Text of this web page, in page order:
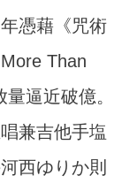
憑藉《咒術
Than
逼近破億。
兼吉他手塩
西ゆりか則